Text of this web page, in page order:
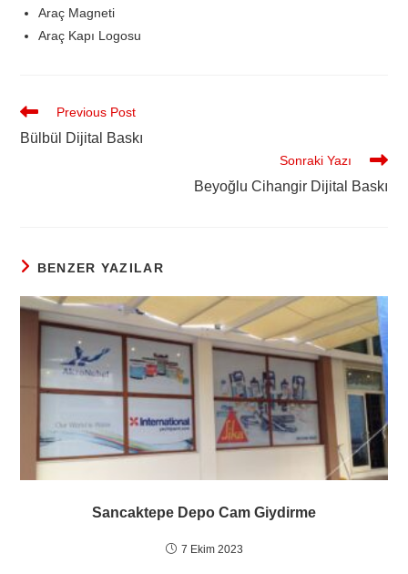
Araç Magneti
Araç Kapı Logosu
Previous Post
Bülbül Dijital Baskı
Sonraki Yazı
Beyoğlu Cihangir Dijital Baskı
BENZER YAZILAR
Sancaktepe Depo Cam Giydirme
7 Ekim 2023